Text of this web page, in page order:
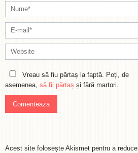
Vreau să fiu părtaș la faptă. Poți, de
asemenea, să fii părtaș și fără martori.
Acest site folosește Akismet pentru a reduce